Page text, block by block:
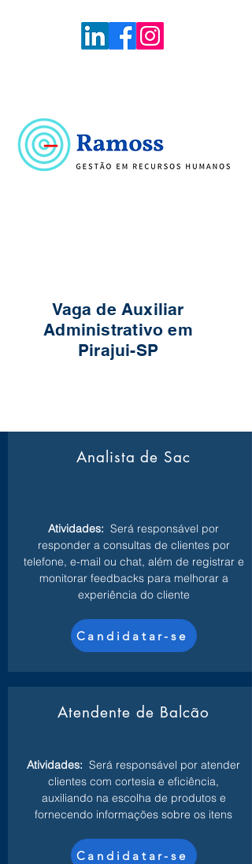
Vaga de Auxiliar
Administrativo em
Pirajui-SP
Analista de Sac
Atividades: Será responsável por
responder a consultas de clientes por
telefone, e-mail ou chat, além de registrar e
monitorar feedbacks para melhorar a
experiência do cliente
Candidatar-se
Atendente de Balcão
Atividades: Será responsável por atender
clientes com cortesia e eficiência,
auxiliando na escolha de produtos e
fornecendo informações sobre os itens
Candidatar-se